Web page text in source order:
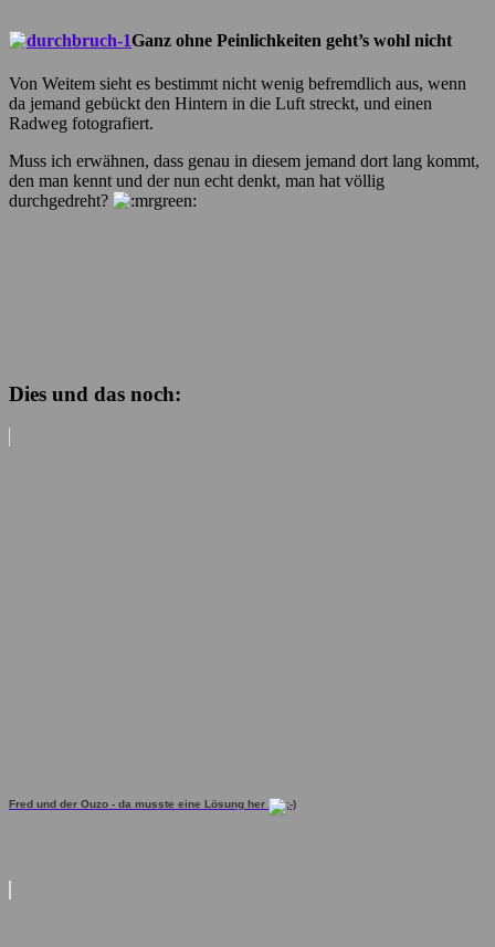
Ganz ohne Peinlichkeiten geht’s wohl nicht
Von Weitem sieht es bestimmt nicht wenig befremdlich aus, wenn
da jemand gebückt den Hintern in die Luft streckt, und einen
Radweg fotografiert.
Muss ich erwähnen, dass genau in diesem jemand dort lang kommt,
den man kennt und der nun echt denkt, man hat völlig
durchgedreht?
Dies und das noch:
Fred und der Ouzo - da musste eine Lösung her